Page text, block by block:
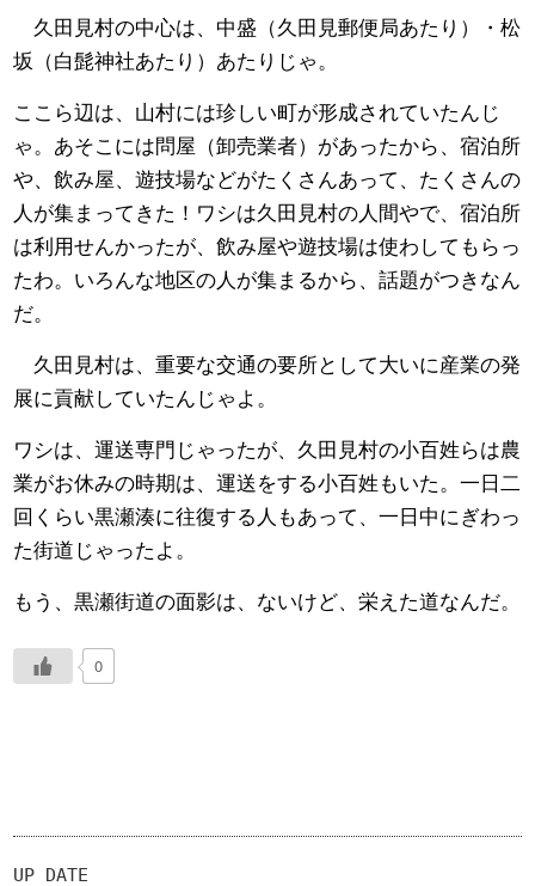
久田見村の中心は、中盛（久田見郵便局あたり）・松
坂（白髭神社あたり）あたりじゃ。
ここら辺は、山村には珍しい町が形成されていたんじ
ゃ。あそこには問屋（卸売業者）があったから、宿泊所
や、飲み屋、遊技場などがたくさんあって、たくさんの
人が集まってきた！ワシは久田見村の人間やで、宿泊所
は利用せんかったが、飲み屋や遊技場は使わしてもらっ
たわ。いろんな地区の人が集まるから、話題がつきなん
だ。
久田見村は、重要な交通の要所として大いに産業の発
展に貢献していたんじゃよ。
ワシは、運送専門じゃったが、久田見村の小百姓らは農
業がお休みの時期は、運送をする小百姓もいた。一日二
回くらい黒瀬湊に往復する人もあって、一日中にぎわっ
た街道じゃったよ。
もう、黒瀬街道の面影は、ないけど、栄えた道なんだ。
0
UP DATE